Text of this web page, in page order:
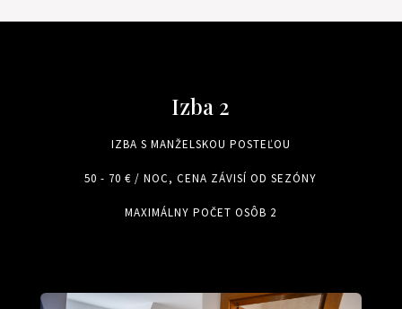
Izba 2
IZBA S MANŽELSKOU POSTEĽOU
50 - 70 € / NOC, CENA ZÁVISÍ OD SEZÓNY
MAXIMÁLNY POČET OSÔB 2